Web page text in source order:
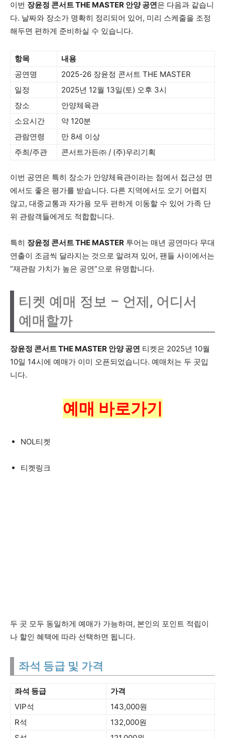
이번 장윤정 콘서트 THE MASTER 안양 공연은 다음과 같습니
다. 날짜와 장소가 명확히 정리되어 있어, 미리 스케줄을 조정
해두면 편하게 준비하실 수 있습니다.
항목
내용
공연명
2025-26 장윤정 콘서트 THE MASTER
일정
2025년 12월 13일(토) 오후 3시
장소
안양체육관
소요시간
약 120분
관람연령
만 8세 이상
주최/주관
콘서트가든㈜ / (주)우리기획
이번 공연은 특히 장소가 안양체육관이라는 점에서 접근성 면
에서도 좋은 평가를 받습니다. 다른 지역에서도 오기 어렵지
않고, 대중교통과 자가용 모두 편하게 이동할 수 있어 가족 단
위 관람객들에게도 적합합니다.
특히 장윤정 콘서트 THE MASTER 투어는 매년 공연마다 무대
연출이 조금씩 달라지는 것으로 알려져 있어, 팬들 사이에서는
“재관람 가치가 높은 공연”으로 유명합니다.
티켓 예매 정보 – 언제, 어디서
예매할까
장윤정 콘서트 THE MASTER 안양 공연 티켓은 2025년 10월
10일 14시에 예매가 이미 오픈되었습니다. 예매처는 두 곳입
니다.
예매 바로가기
NOL티켓
티켓링크
두 곳 모두 동일하게 예매가 가능하며, 본인의 포인트 적립이
나 할인 혜택에 따라 선택하면 됩니다.
좌석 등급 및 가격
좌석 등급
가격
VIP석
143,000원
R석
132,000원